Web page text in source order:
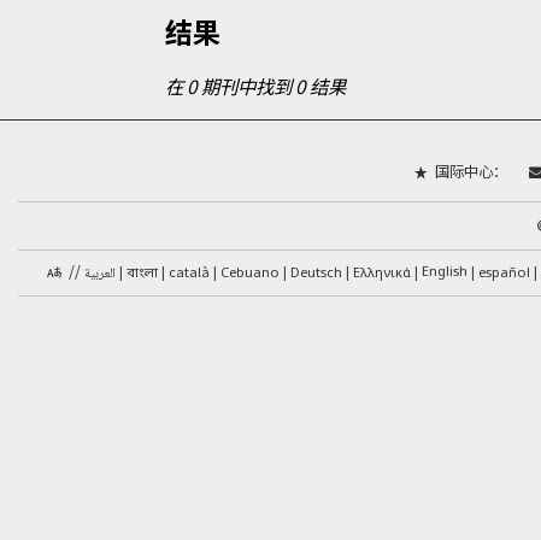
结果
在 0 期刊中找到 0 结果
国际中心：
// العربية বাংলা català Cebuano Deutsch Ελληνικά English español